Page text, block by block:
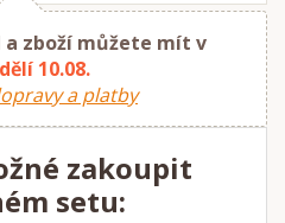
zboží můžete mít v
10.08.
a platby
zakoupit
setu: